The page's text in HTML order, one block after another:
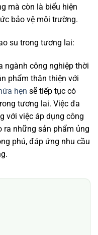
mà còn là biểu hiện
bảo vệ môi trường.
su trong tương lai:
ngành công nghiệp thời
phẩm thân thiện với
hẹn sẽ tiếp tục có
tương lai. Việc đa
với việc áp dụng công
ra những sản phẩm ủng
phú, đáp ứng nhu cầu